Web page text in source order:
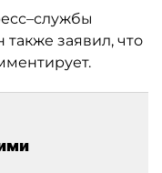
заявил, что